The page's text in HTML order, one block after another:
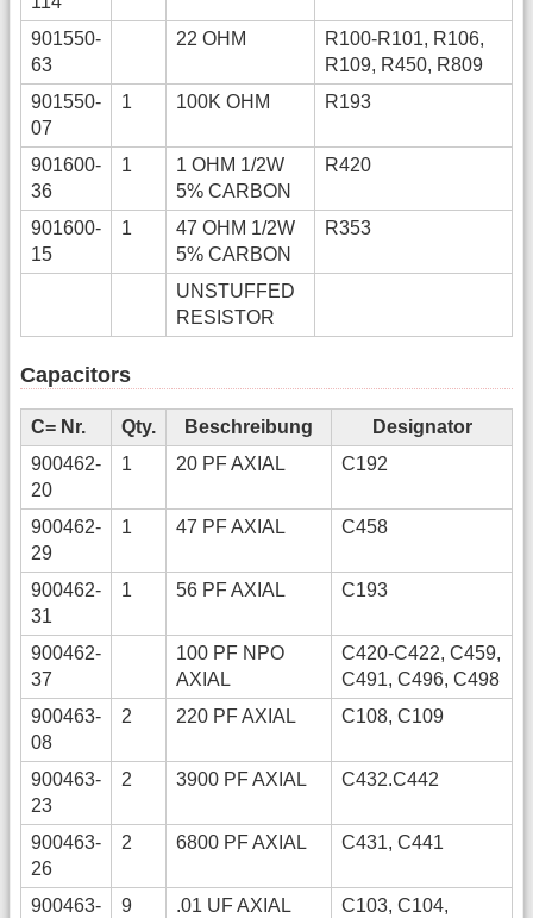
901550-
63
22 OHM
R100-R101, R106,
R109, R450, R809
901550-
07
1 100K OHM R193
901600-
36
1
1 OHM 1/2W
5% CARBON
R420
901600-
15
1
47 OHM 1/2W
5% CARBON
R353
UNSTUFFED
RESISTOR
Capacitors
C= Nr. Qty. Beschreibung
Designator
900462-
20
1 20 PF AXIAL C192
900462-
29
1 47 PF AXIAL C458
900462-
31
1 56 PF AXIAL C193
900462-
37
100 PF NPO
AXIAL
C420-C422, C459,
C491, C496, C498
900463-
08
2 220 PF AXIAL C108, C109
900463-
23
2 3900 PF AXIAL C432.C442
900463-
26
2 6800 PF AXIAL C431, C441
900463-
9 .01 UF AXIAL
C103, C104,